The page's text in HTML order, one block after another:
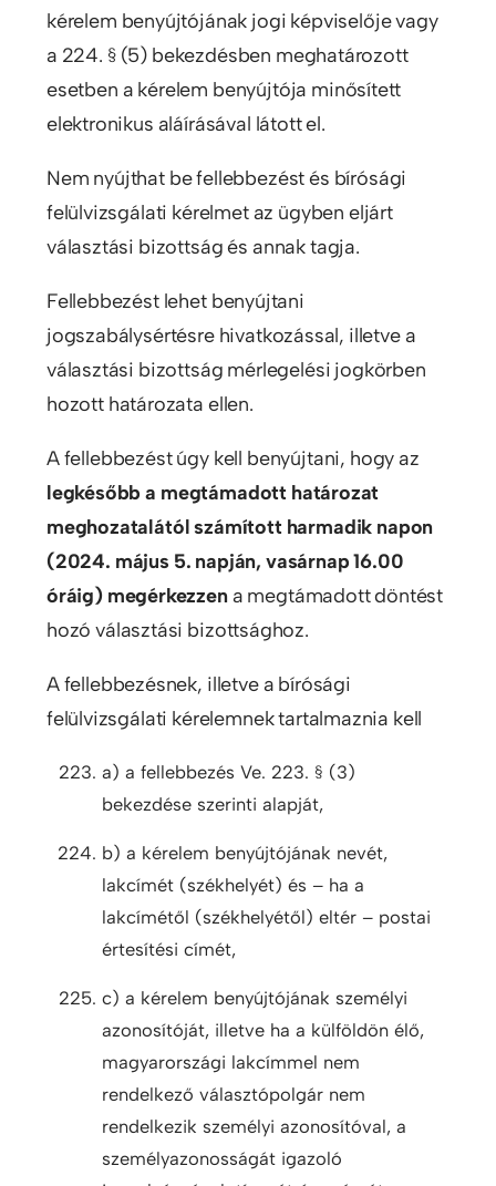
kérelem benyújtójának jogi képviselője vagy
a 224. § (5) bekezdésben meghatározott
esetben a kérelem benyújtója minősített
elektronikus aláírásával látott el.
Nem nyújthat be fellebbezést és bírósági
felülvizsgálati kérelmet az ügyben eljárt
választási bizottság és annak tagja.
Fellebbezést lehet benyújtani
jogszabálysértésre hivatkozással, illetve a
választási bizottság mérlegelési jogkörben
hozott határozata ellen.
A fellebbezést úgy kell benyújtani, hogy az
legkésőbb a megtámadott határozat
meghozatalától számított harmadik napon
(2024. május 5. napján, vasárnap 16.00
óráig) megérkezzena megtámadott döntést
hozó választási bizottsághoz.
A fellebbezésnek, illetve a bírósági
felülvizsgálati kérelemnek tartalmaznia kell
a) a fellebbezés Ve. 223. § (3)
bekezdése szerinti alapját,
b) a kérelem benyújtójának nevét,
lakcímét (székhelyét) és – ha a
lakcímétől (székhelyétől) eltér – postai
értesítési címét,
c) a kérelem benyújtójának személyi
azonosítóját, illetve ha a külföldön élő,
magyarországi lakcímmel nem
rendelkező választópolgár nem
rendelkezik személyi azonosítóval, a
személyazonosságát igazoló